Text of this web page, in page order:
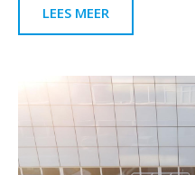
LEES MEER